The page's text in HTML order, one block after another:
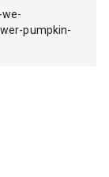
pumpkin-